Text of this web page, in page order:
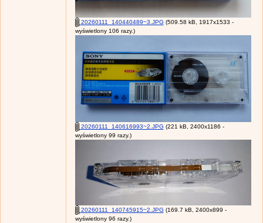
20260111_140440489~3.JPG (509.58 kB, 1917x1533 -
wyświetlony 106 razy.)
20260111_140616993~2.JPG (221 kB, 2400x1186 -
wyświetlony 99 razy.)
20260111_140745915~2.JPG (169.7 kB, 2400x899 -
wyświetlony 96 razy.)